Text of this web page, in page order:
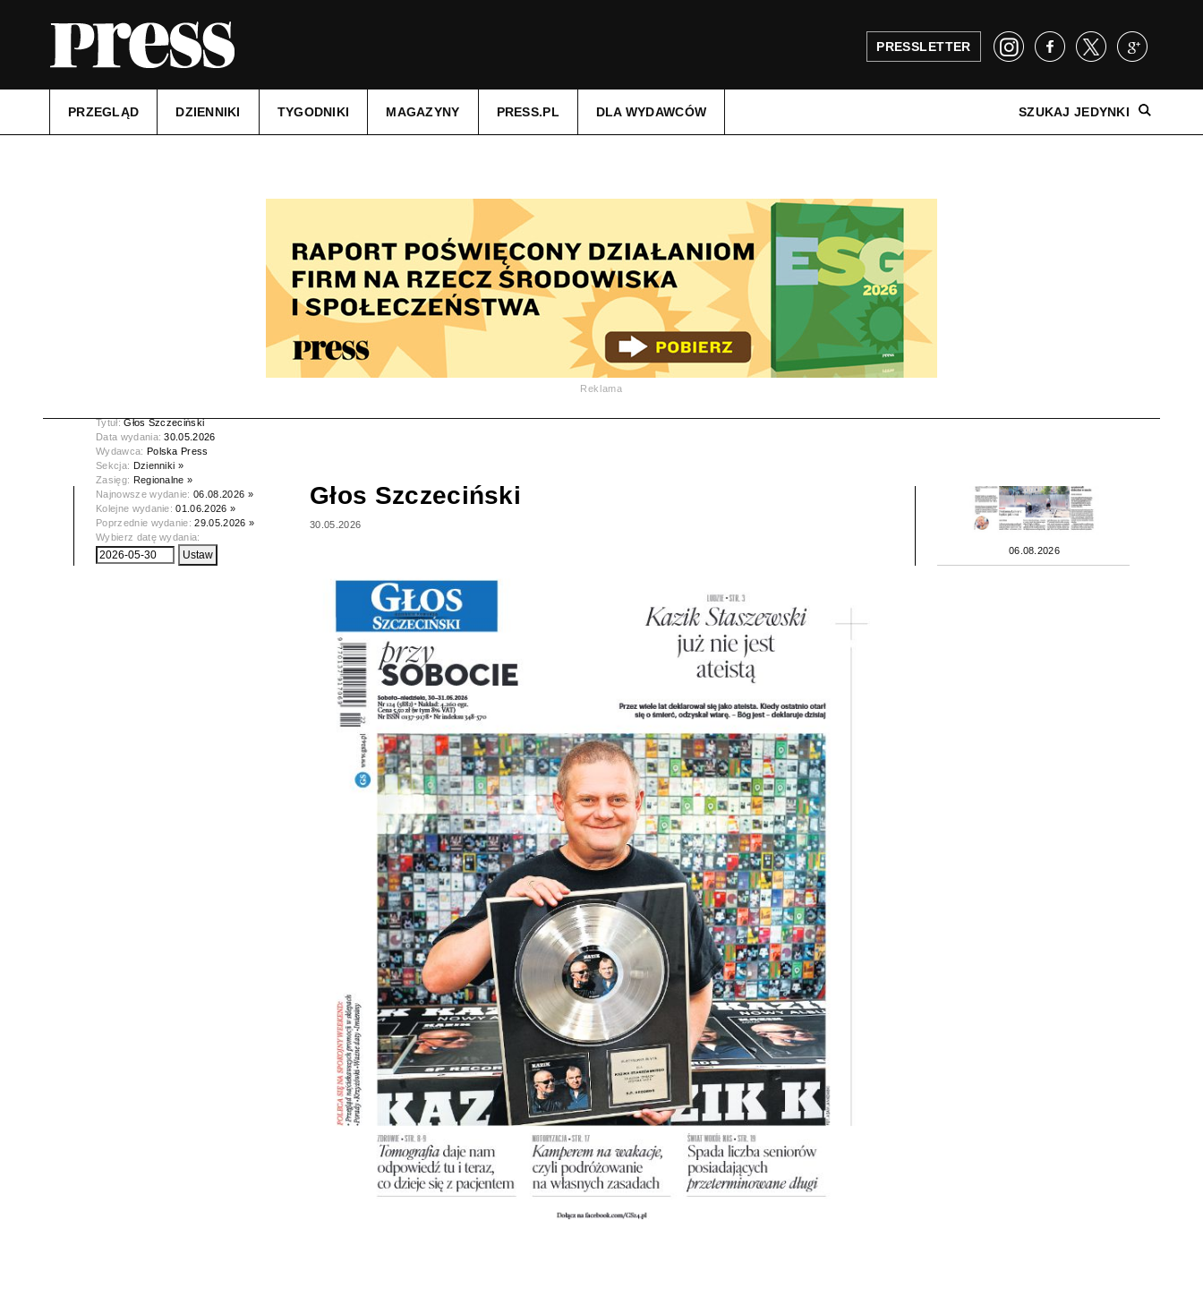
PRESSLETTER
PRZEGLĄD DZIENNIKI TYGODNIKI MAGAZYNY PRESS.PL DLA WYDAWCÓW SZUKAJ JEDYNKI
Reklama
Tytuł:Głos Szczeciński
Data wydania:30.05.2026
Wydawca: Polska Press
Sekcja: Dzienniki »
Zasięg: Regionalne »
Najnowsze wydanie:06.08.2026 »
Kolejne wydanie:01.06.2026 »
Poprzednie wydanie:29.05.2026 »
Wybierz datę wydania:
Głos Szczeciński
30.05.2026
06.08.2026